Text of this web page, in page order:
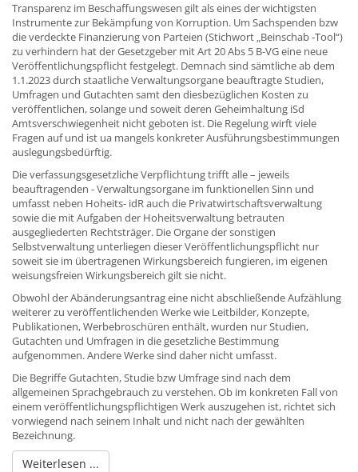
Transparenz im Beschaffungswesen gilt als eines der wichtigsten
Instrumente zur Bekämpfung von Korruption. Um Sachspenden bzw
die verdeckte Finanzierung von Parteien (Stichwort „Beinschab -Tool“)
zu verhindern hat der Gesetzgeber mit Art 20 Abs 5 B-VG eine neue
Veröffentlichungspflicht festgelegt. Demnach sind sämtliche ab dem
1.1.2023 durch staatliche Verwaltungsorgane beauftragte Studien,
Umfragen und Gutachten samt den diesbezüglichen Kosten zu
veröffentlichen, solange und soweit deren Geheimhaltung iSd
Amtsverschwiegenheit nicht geboten ist. Die Regelung wirft viele
Fragen auf und ist ua mangels konkreter Ausführungsbestimmungen
auslegungsbedürftig.
Die verfassungsgesetzliche Verpflichtung trifft alle – jeweils
beauftragenden - Verwaltungsorgane im funktionellen Sinn und
umfasst neben Hoheits- idR auch die Privatwirtschaftsverwaltung
sowie die mit Aufgaben der Hoheitsverwaltung betrauten
ausgegliederten Rechtsträger. Die Organe der sonstigen
Selbstverwaltung unterliegen dieser Veröffentlichungspflicht nur
soweit sie im übertragenen Wirkungsbereich fungieren, im eigenen
weisungsfreien Wirkungsbereich gilt sie nicht.
Obwohl der Abänderungsantrag eine nicht abschließende Aufzählung
weiterer zu veröffentlichenden Werke wie Leitbilder, Konzepte,
Publikationen, Werbebroschüren enthält, wurden nur Studien,
Gutachten und Umfragen in die gesetzliche Bestimmung
aufgenommen. Andere Werke sind daher nicht umfasst.
Die Begriffe Gutachten, Studie bzw Umfrage sind nach dem
allgemeinen Sprachgebrauch zu verstehen. Ob im konkreten Fall von
einem veröffentlichungspflichtigen Werk auszugehen ist, richtet sich
vorwiegend nach seinem Inhalt und nicht nach der gewählten
Bezeichnung.
Weiterlesen ...